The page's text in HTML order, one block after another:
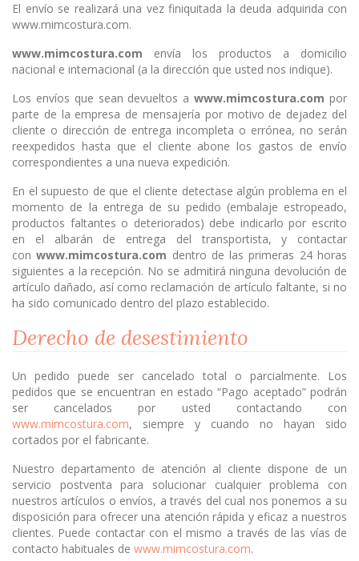
El envío se realizará una vez finiquitada la deuda adquirida con
www.mimcostura.com.
www.mimcostura.com envía los productos a domicilio
nacional e internacional (a la dirección que usted nos indique).
Los envíos que sean devueltos awww.mimcostura.com por
parte de la empresa de mensajería por motivo de dejadez del
cliente o dirección de entrega incompleta o errónea, no serán
reexpedidos hasta que el cliente abone los gastos de envío
correspondientes a una nueva expedición.
En el supuesto de que el cliente detectase algún problema en el
momento de la entrega de su pedido (embalaje estropeado,
productos faltantes o deteriorados) debe indicarlo por escrito
en el albarán de entrega del transportista, y contactar
conwww.mimcostura.com dentro de las primeras 24 horas
siguientes a la recepción. No se admitirá ninguna devolución de
artículo dañado, así como reclamación de artículo faltante, si no
ha sido comunicado dentro del plazo establecido.
Derecho de desestimiento
Un pedido puede ser cancelado total o parcialmente. Los
pedidos que se encuentran en estado “Pago aceptado” podrán
ser cancelados por usted contactando con
www.mimcostura.com, siempre y cuando no hayan sido
cortados por el fabricante.
Nuestro departamento de atención al cliente dispone de un
servicio postventa para solucionar cualquier problema con
nuestros artículos o envíos, a través del cual nos ponemos a su
disposición para ofrecer una atención rápida y eficaz a nuestros
clientes. Puede contactar con el mismo a través de las vías de
contacto habituales de www.mimcostura.com.